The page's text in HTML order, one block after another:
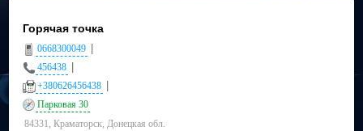
Горячая точка
0668300049
456438
+380626456438
Парковая 30
84331, Краматорск, Донецкая обл.